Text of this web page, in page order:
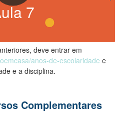
7
deve entrar em
anos-de-escolaridade e
e a disciplina.
Complementares